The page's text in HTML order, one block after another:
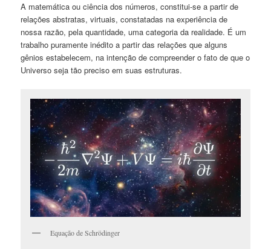
A matemática ou ciência dos números, constitui-se a partir de
relações abstratas, virtuais, constatadas na experiência de
nossa razão, pela quantidade, uma categoria da realidade. É um
trabalho puramente inédito a partir das relações que alguns
gênios estabelecem, na intenção de compreender o fato de que o
Universo seja tão preciso em suas estruturas.
Equação de Schrödinger